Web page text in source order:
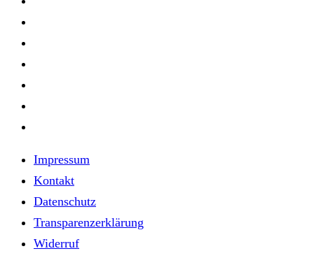
Impressum
Kontakt
Datenschutz
Transparenzerklärung
Widerruf